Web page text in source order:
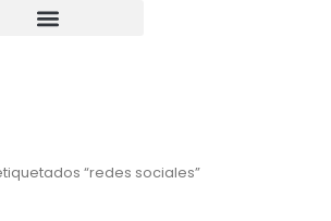
“redes sociales”
Ordenado
por